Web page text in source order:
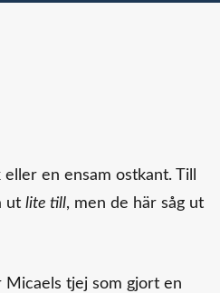
en ensam ostkant. Till
ut lite till, men de här såg ut
tjej som gjort en